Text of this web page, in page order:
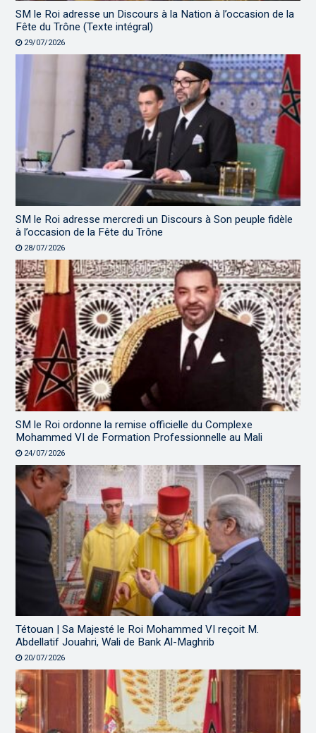
SM le Roi adresse un Discours à la Nation à l’occasion de la
Fête du Trône (Texte intégral)
29/07/2026
SM le Roi adresse mercredi un Discours à Son peuple fidèle
à l’occasion de la Fête du Trône
28/07/2026
SM le Roi ordonne la remise officielle du Complexe
Mohammed VI de Formation Professionnelle au Mali
24/07/2026
Tétouan | Sa Majesté le Roi Mohammed VI reçoit M.
Abdellatif Jouahri, Wali de Bank Al-Maghrib
20/07/2026